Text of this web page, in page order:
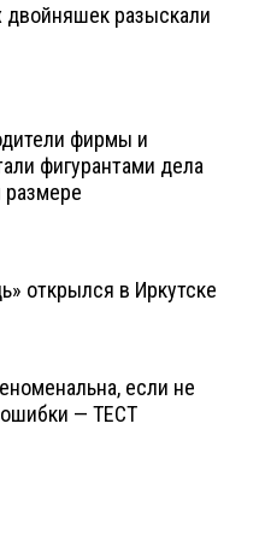
разыскали
фирмы и
фигурантами дела
размере
открылся в Иркутске
если не
— ТЕСТ